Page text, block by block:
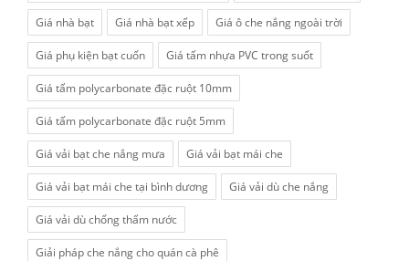
Giá nhà bạt Giá nhà bạt xếp Giá ô che nắng ngoài trời
Giá phụ kiện bạt cuốn Giá tấm nhựa PVC trong suốt
Giá tấm polycarbonate đặc ruột 10mm
Giá tấm polycarbonate đặc ruột 5mm
Giá vải bạt che nắng mưa Giá vải bạt mái che
Giá vải bạt mái che tại bình dương Giá vải dù che nắng
Giá vải dù chống thấm nước
Giải pháp che nắng cho quán cà phê